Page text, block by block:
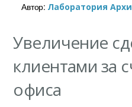
Автор: Лаборатория
Увеличение
клиентами за
офиса